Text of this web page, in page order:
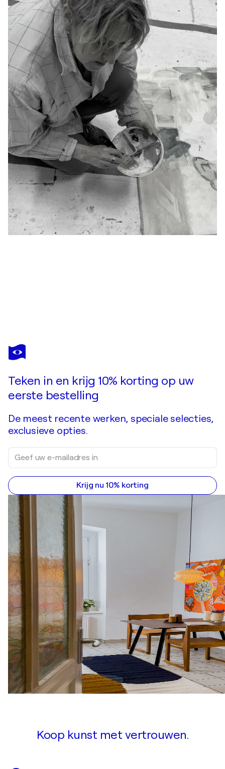
JACQUELINE
ENGELS
Kunstwerk in opdracht aanvragen
Teken in en krijg 10% korting op uw
eerste bestelling
De meest recente werken, speciale selecties,
exclusieve opties.
Krijg nu 10% korting
Koop kunst met vertrouwen.